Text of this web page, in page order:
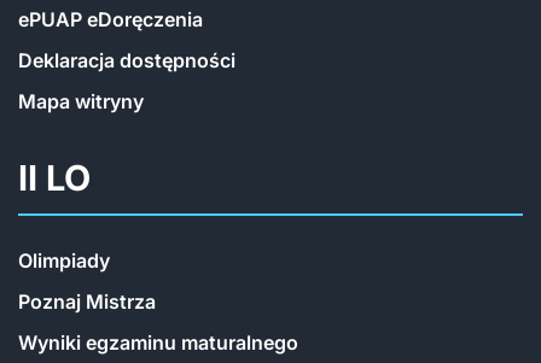
ePUAP eDoręczenia
Deklaracja dostępności
Mapa witryny
II LO
Olimpiady
Poznaj Mistrza
Wyniki egzaminu maturalnego